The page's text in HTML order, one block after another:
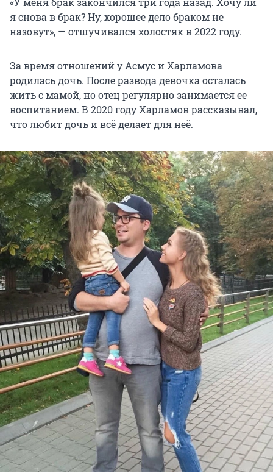
я снова в брак? Ну, хорошее дело браком не
назовут», — отшучивался холостяк в 2022 году.
За время отношений у Асмус и Харламова
родилась дочь. После развода девочка осталась
жить с мамой, но отец регулярно занимается ее
воспитанием. В 2020 году Харламов рассказывал,
что любит дочь и всё делает для неё.